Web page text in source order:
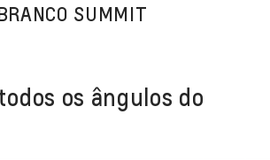
SUMMIT
os ângulos do